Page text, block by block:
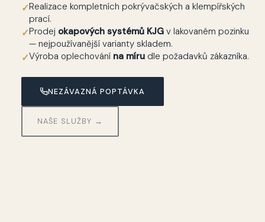
✓Realizace kompletních pokrývačských a klempířských
prací.
✓Prodej okapových systémů KJGv lakovaném pozinku
— nejpoužívanější varianty skladem.
✓Výroba oplechování na mírudle požadavků zákazníka.
NEZÁVAZNÁ POPTÁVKA
NAŠE SLUŽBY →